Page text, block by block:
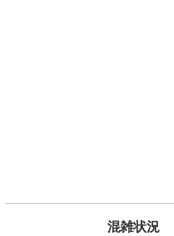
混雑状況